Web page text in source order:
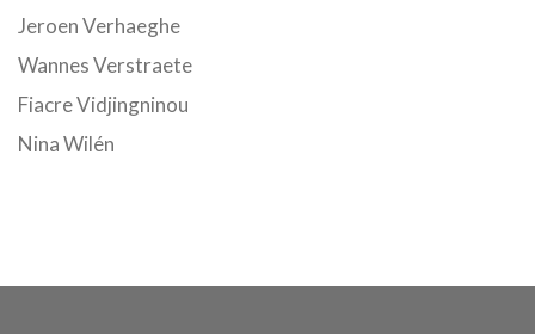
Jeroen Verhaeghe
Wannes Verstraete
Fiacre Vidjingninou
Nina Wilén